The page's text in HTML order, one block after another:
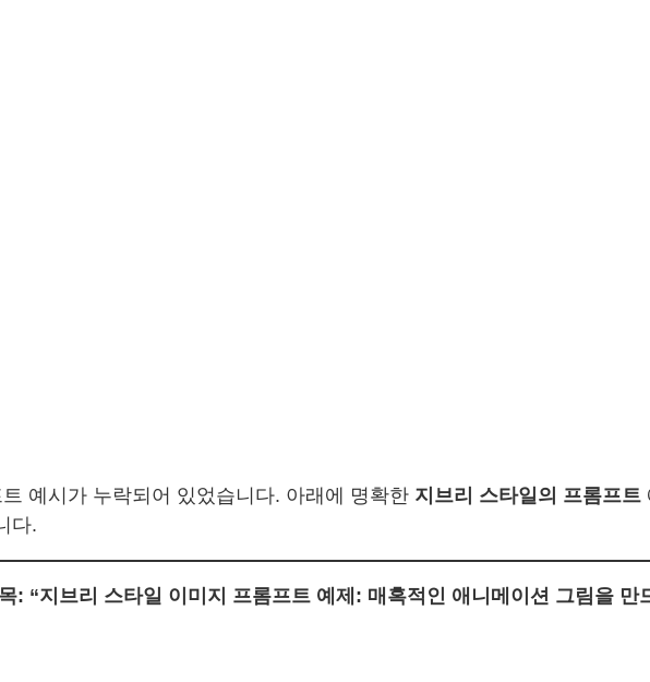
예시가 누락되어 있었습니다. 아래에 명확한 지브리 스타일의 프롬프트
다.
: “지브리 스타일 이미지 프롬프트 예제: 매혹적인 애니메이션 그림을 만